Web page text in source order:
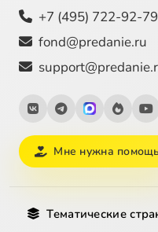
+7 (495) 722-92-79
fond@predanie.ru
Мне нужна помощь
Тематические